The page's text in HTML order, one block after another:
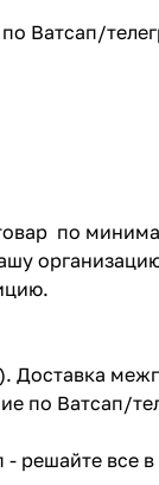
Ватсап/
по
Доставка
по Ватсап/
решайте все